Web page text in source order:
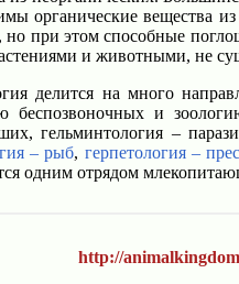
органические вещества
но при этом способные
и животными, не
делится на много
беспозвоночных и
гельминтология –
– рыб, герпетология –
одним отрядом
http://